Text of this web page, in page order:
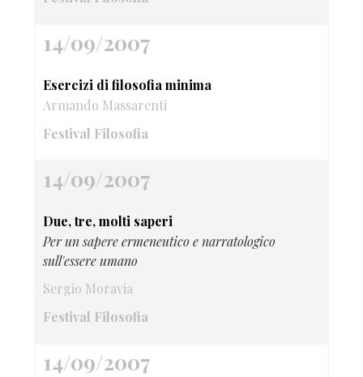
14/09/2007
Esercizi di filosofia minima
Armando Massarenti
Festival Filosofia
14/09/2007
Due, tre, molti saperi
Per un sapere ermeneutico e narratologico
sull'essere umano
Sergio Moravia
Festival Filosofia
14/09/2007